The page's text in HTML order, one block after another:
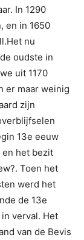
In 1290
en in 1650
nu
oudste in
uit 1170
er maar weinig
zijn
13e eeuw
en het bezit
Toen het
werd het
de 13e
verval. Het
van de Bevis